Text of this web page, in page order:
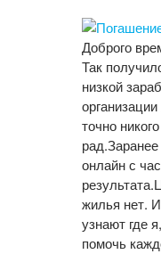
Доброго
Так
низкой
точно
онлайн с
жилья нет.
узнают где
помочь